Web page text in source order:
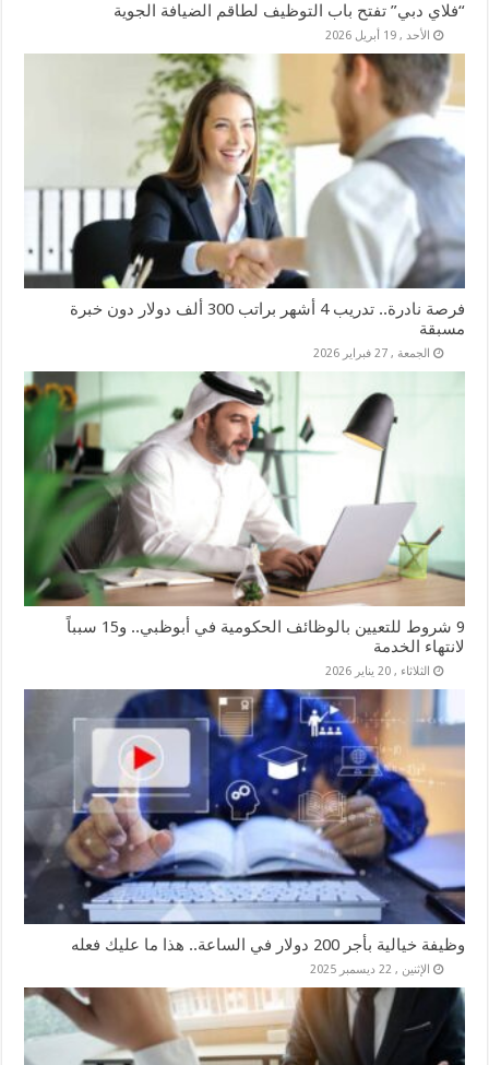
“فلاي دبي” تفتح باب التوظيف لطاقم الضيافة الجوية
الأحد , 19 أبريل 2026
فرصة نادرة.. تدريب 4 أشهر براتب 300 ألف دولار دون خبرة
مسبقة
الجمعة , 27 فبراير 2026
9 شروط للتعيين بالوظائف الحكومية في أبوظبي.. و15 سبباً
لانتهاء الخدمة
الثلاثاء , 20 يناير 2026
وظيفة خيالية بأجر 200 دولار في الساعة.. هذا ما عليك فعله
الإثنين , 22 ديسمبر 2025